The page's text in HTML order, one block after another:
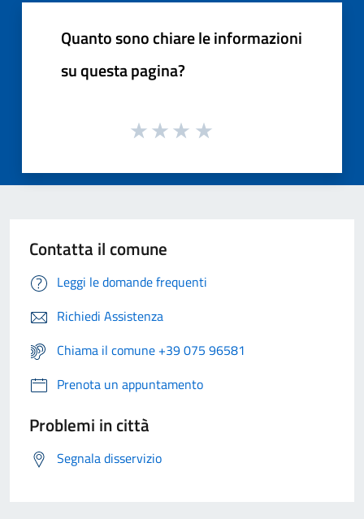
Quanto sono chiare le informazioni
su questa pagina?
Contatta il comune
Leggi le domande frequenti
Richiedi Assistenza
Chiama il comune +39 075 96581
Prenota un appuntamento
Problemi in città
Segnala disservizio